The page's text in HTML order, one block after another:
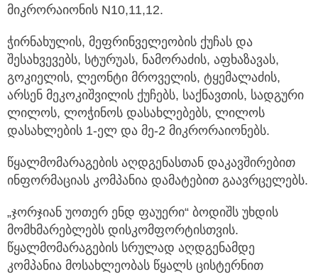
მიკრორაიონის N10,11,12.
ჭირნახულის, მეფრინველეობის ქუჩას და
შესახვევებს, სტურუას, ნამორაძის, აფხაზავას,
გოკიელის, ლეონტი მროველის, ტყემალაძის,
არსენ მეკოკიშვილის ქუჩებს, საქნავთის, სადგური
ლილოს, ლოჭინოს დასახლებებს, ლილოს
დასახლების 1-ელ და მე-2 მიკრორაიონებს.
წყალმომარაგების აღდგენასთან დაკავშირებით
ინფორმაციას კომპანია დამატებით გაავრცელებს.
„ჯორჯიან უოთერ ენდ ფაუერი“ ბოდიშს უხდის
მომხმარებლებს დისკომფორტისთვის.
წყალმომარაგების სრულად აღდგენამდე
კომპანია მოსახლეობას წყალს ცისტერნით